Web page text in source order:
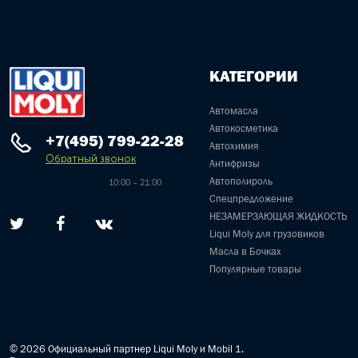
+7(495) 799-22-28
Обратный звонок
10:00 – 21:00
КАТЕГОРИИ
Автомасла
Автокосметика
Автохимия
Антифризы
Автополироль
Спецпредложение
НЕЗАМЕРЗАЮЩАЯ ЖИДКОСТЬ
Liqui Moly для грузовиков
Масла в Бочках
Популярные товары
© 2026 Официальный партнер Liqui Moly и Mobil 1.